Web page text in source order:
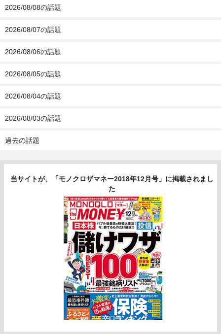
2026/08/08の話題
2026/08/07の話題
2026/08/06の話題
2026/08/05の話題
2026/08/04の話題
2026/08/03の話題
過去の話題
当サイトが、「モノクロザマネー2018年12月号」に掲載されまし
た